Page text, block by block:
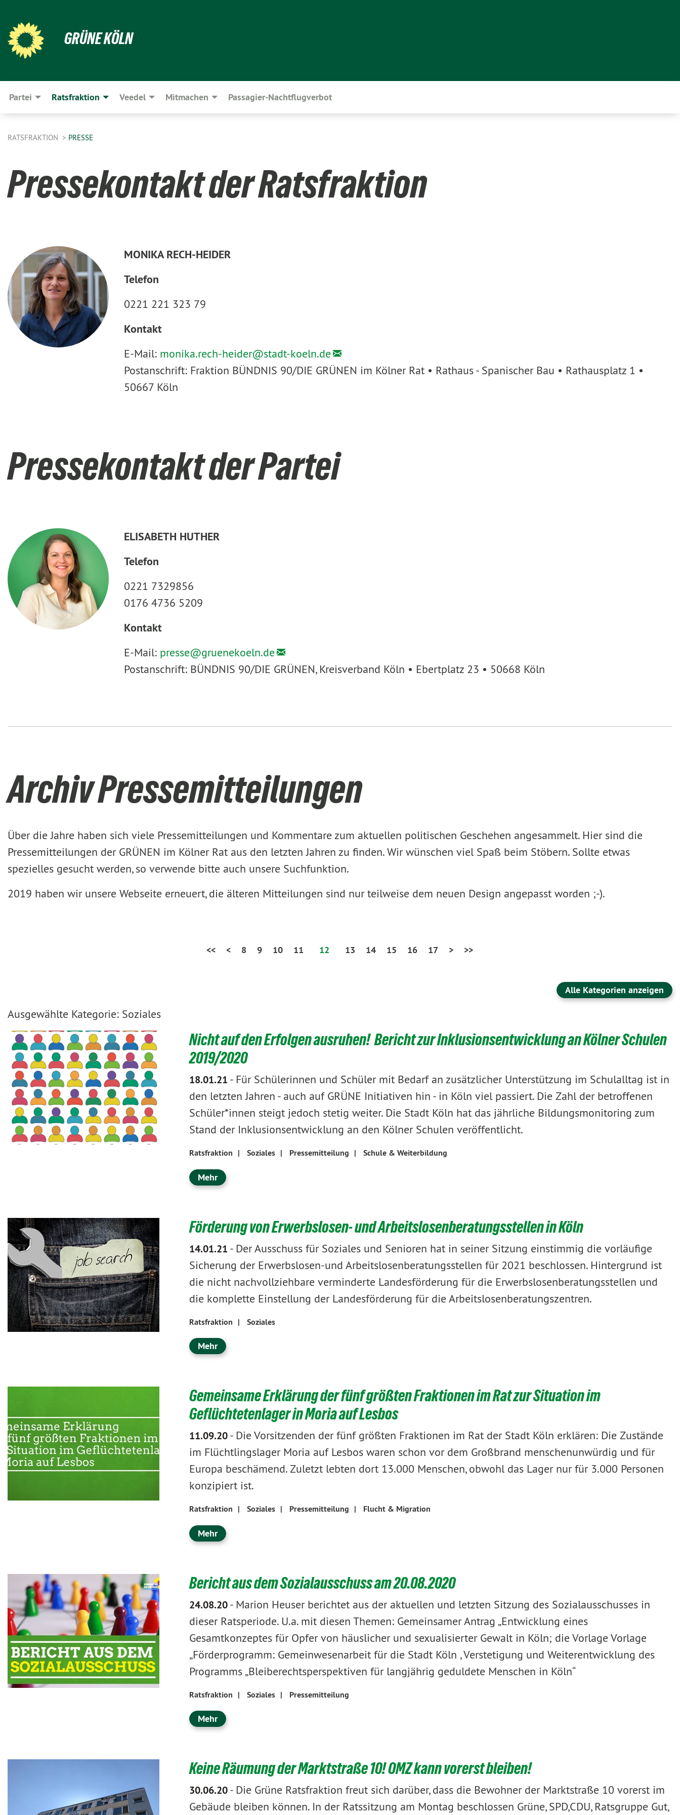
GRÜNE KÖLN
Partei Ratsfraktion Veedel Mitmachen Passagier-Nachtflugverbot
RATSFRAKTION PRESSE
Pressekontakt der Ratsfraktion
MONIKA RECH-HEIDER
Telefon
0221 221 323 79
Kontakt
E-Mail: monika.rech-heider@stadt-koeln.de
Postanschrift: Fraktion BÜNDNIS 90/DIE GRÜNEN im Kölner Rat • Rathaus - Spanischer Bau • Rathausplatz 1 •
50667 Köln
Pressekontakt der Partei
ELISABETH HUTHER
Telefon
0221 7329856
0176 4736 5209
Kontakt
E-Mail: presse@gruenekoeln.de
Postanschrift: BÜNDNIS 90/DIE GRÜNEN, Kreisverband Köln • Ebertplatz 23 • 50668 Köln
Archiv Pressemitteilungen
Über die Jahre haben sich viele Pressemitteilungen und Kommentare zum aktuellen politischen Geschehen angesammelt. Hier sind die
Pressemitteilungen der GRÜNEN im Kölner Rat aus den letzten Jahren zu finden. Wir wünschen viel Spaß beim Stöbern. Sollte etwas
spezielles gesucht werden, so verwende bitte auch unsere Suchfunktion.
2019 haben wir unsere Webseite erneuert, die älteren Mitteilungen sind nur teilweise dem neuen Design angepasst worden ;-).
<< < 8 9 10 11 12 13 14 15 16 17 > >>
Alle Kategorien anzeigen
Ausgewählte Kategorie: Soziales
Nicht auf den Erfolgen ausruhen! Bericht zur Inklusionsentwicklung an Kölner Schulen
2019/2020
18.01.21 - Für Schülerinnen und Schüler mit Bedarf an zusätzlicher Unterstützung im Schulalltag ist in
den letzten Jahren - auch auf GRÜNE Initiativen hin - in Köln viel passiert. Die Zahl der betroffenen
Schüler*innen steigt jedoch stetig weiter. Die Stadt Köln hat das jährliche Bildungsmonitoring zum
Stand der Inklusionsentwicklung an den Kölner Schulen veröffentlicht.
Ratsfraktion | Soziales | Pressemitteilung | Schule & Weiterbildung
Mehr
Förderung von Erwerbslosen- und Arbeitslosenberatungsstellen in Köln
14.01.21 - Der Ausschuss für Soziales und Senioren hat in seiner Sitzung einstimmig die vorläufige
Sicherung der Erwerbslosen-und Arbeitslosenberatungsstellen für 2021 beschlossen. Hintergrund ist
die nicht nachvollziehbare verminderte Landesförderung für die Erwerbslosenberatungsstellen und
die komplette Einstellung der Landesförderung für die Arbeitslosenberatungszentren.
Ratsfraktion | Soziales
Mehr
Gemeinsame Erklärung der fünf größten Fraktionen im Rat zur Situation im
Geflüchtetenlager in Moria auf Lesbos
11.09.20- Die Vorsitzenden der fünf größten Fraktionen im Rat der Stadt Köln erklären: Die Zustände
im Flüchtlingslager Moria auf Lesbos waren schon vor dem Großbrand menschenunwürdig und für
Europa beschämend. Zuletzt lebten dort 13.000 Menschen, obwohl das Lager nur für 3.000 Personen
konzipiert ist.
Ratsfraktion | Soziales | Pressemitteilung | Flucht & Migration
Mehr
Bericht aus dem Sozialausschuss am 20.08.2020
24.08.20- Marion Heuser berichtet aus der aktuellen und letzten Sitzung des Sozialausschusses in
dieser Ratsperiode. U.a. mit diesen Themen: Gemeinsamer Antrag „Entwicklung eines
Gesamtkonzeptes für Opfer von häuslicher und sexualisierter Gewalt in Köln; die Vorlage Vorlage
„Förderprogramm: Gemeinwesenarbeit für die Stadt Köln , Verstetigung und Weiterentwicklung des
Programms „Bleiberechtsperspektiven für langjährig geduldete Menschen in Köln“
Ratsfraktion | Soziales | Pressemitteilung
Mehr
Keine Räumung der Marktstraße 10! OMZ kann vorerst bleiben!
30.06.20- Die Grüne Ratsfraktion freut sich darüber, dass die Bewohner der Marktstraße 10 vorerst im
Gebäude bleiben können. In der Ratssitzung am Montag beschlossen Grüne, SPD,CDU, Ratsgruppe Gut,